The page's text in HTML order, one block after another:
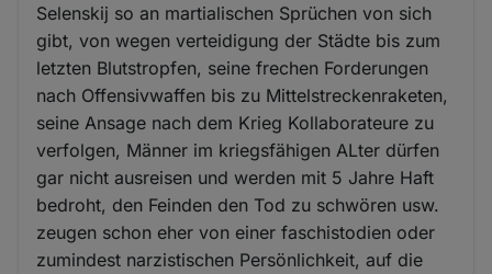
Selenskij so an martialischen Sprüchen von sich
gibt, von wegen verteidigung der Städte bis zum
letzten Blutstropfen, seine frechen Forderungen
nach Offensivwaffen bis zu Mittelstreckenraketen,
seine Ansage nach dem Krieg Kollaborateure zu
verfolgen, Männer im kriegsfähigen ALter dürfen
gar nicht ausreisen und werden mit 5 Jahre Haft
bedroht, den Feinden den Tod zu schwören usw.
zeugen schon eher von einer faschistodien oder
zumindest narzistischen Persönlichkeit, auf die